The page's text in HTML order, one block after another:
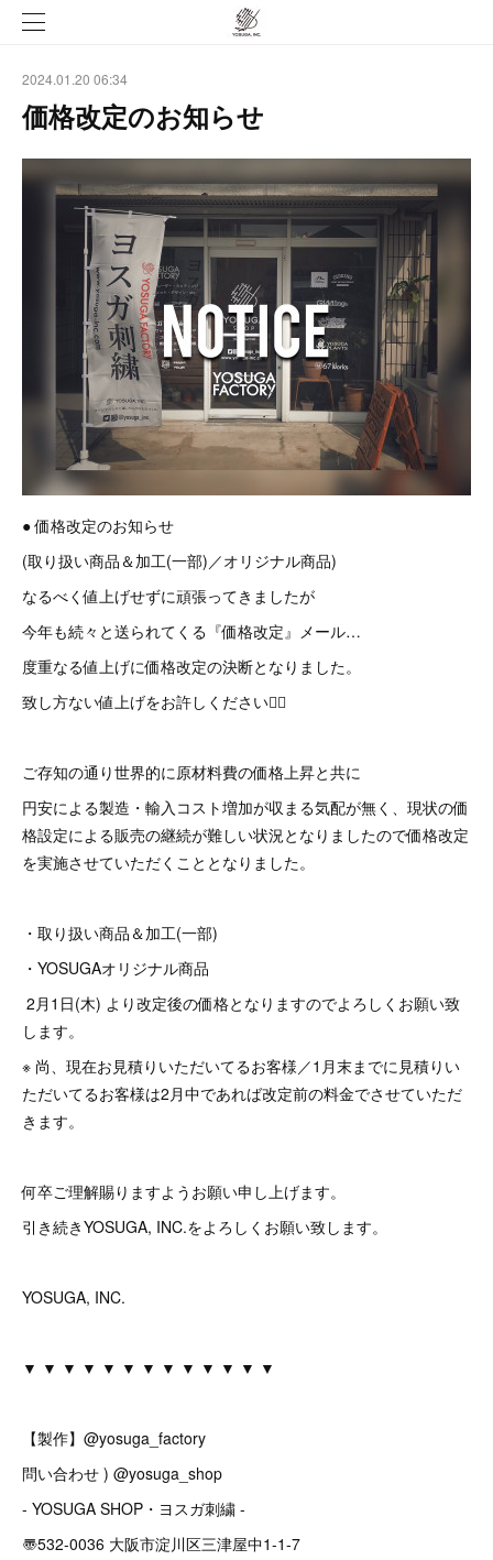
2024.01.20 06:34
価格改定のお知らせ
● 価格改定のお知らせ
(取り扱い商品＆加工(一部)／オリジナル商品)
なるべく値上げせずに頑張ってきましたが
今年も続々と送られてくる『価格改定』メール…
度重なる値上げに価格改定の決断となりました。
致し方ない値上げをお許しください🙇‍♂
ご存知の通り世界的に原材料費の価格上昇と共に
円安による製造・輸入コスト増加が収まる気配が無く、現状の価
格設定による販売の継続が難しい状況となりましたので価格改定
を実施させていただくこととなりました。
・取り扱い商品＆加工(一部)
・YOSUGAオリジナル商品
2月1日(木) より改定後の価格となりますのでよろしくお願い致
します。
※ 尚、現在お見積りいただいてるお客様／1月末までに見積りい
ただいてるお客様は2月中であれば改定前の料金でさせていただ
きます。
何卒ご理解賜りますようお願い申し上げます。
引き続きYOSUGA, INC.をよろしくお願い致します。
YOSUGA, INC.
▼ ▼ ▼ ▼ ▼ ▼ ▼ ▼ ▼ ▼ ▼ ▼ ▼
【製作】@yosuga_factory
問い合わせ ) @yosuga_shop
- YOSUGA SHOP・ヨスガ刺繍 -
〠532-0036 大阪市淀川区三津屋中1-1-7